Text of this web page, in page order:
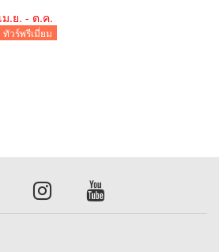
เม.ย. - ต.ค.
ทัวร์พรีเมี่ยม